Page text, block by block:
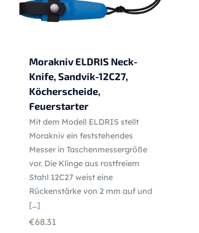
Morakniv ELDRIS Neck-
Knife, Sandvik-12C27,
Köcherscheide,
Feuerstarter
Mit dem Modell ELDRIS stellt
Morakniv ein feststehendes
Messer in Taschenmessergröße
vor. Die Klinge aus rostfreiem
Stahl 12C27 weist eine
Rückenstärke von 2 mm auf und
[…]
€68.31